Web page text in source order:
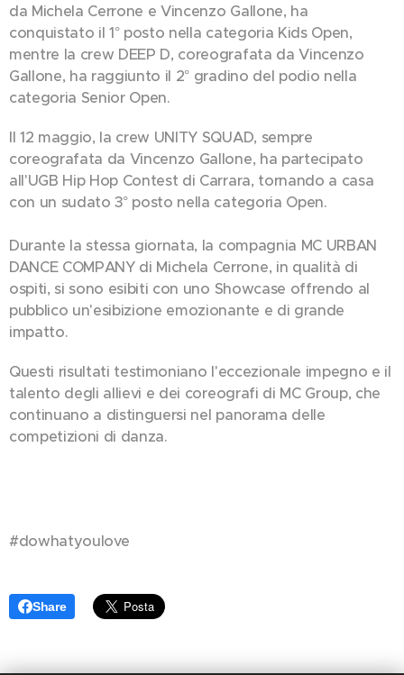
da Michela Cerrone e Vincenzo Gallone, ha
conquistato il 1° posto nella categoria Kids Open,
mentre la crew DEEP D, coreografata da Vincenzo
Gallone, ha raggiunto il 2° gradino del podio nella
categoria Senior Open.
Il 12 maggio, la crew UNITY SQUAD, sempre
coreografata da Vincenzo Gallone, ha partecipato
all'UGB Hip Hop Contest di Carrara, tornando a casa
con un sudato 3° posto nella categoria Open.
Durante la stessa giornata, la compagnia MC URBAN
DANCE COMPANY di Michela Cerrone, in qualità di
ospiti, si sono esibiti con uno Showcase offrendo al
pubblico un'esibizione emozionante e di grande
impatto.
Questi risultati testimoniano l'eccezionale impegno e il
talento degli allievi e dei coreografi di MC Group, che
continuano a distinguersi nel panorama delle
competizioni di danza.
#dowhatyoulove
Share